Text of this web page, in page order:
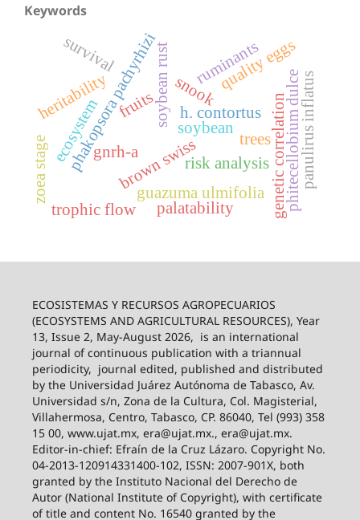
Keywords
phakopsora pachyrhizi soybean
soybean rust
risk analysis
brown swiss
heritability genetic correlation
h. contortus
guazuma ulmifolia phitecellobium dulce
snook
gnrh-a
quality eggs
palatability
fruits
trees
ruminants
ecosystem
trophic flow
panulirus inflatus
zoea stage
survival
ECOSISTEMAS Y RECURSOS AGROPECUARIOS
(ECOSYSTEMS AND AGRICULTURAL RESOURCES), Year
13, Issue 2, May-August 2026, is an international
journal of continuous publication with a triannual
periodicity, journal edited, published and distributed
by the Universidad Juárez Autónoma de Tabasco, Av.
Universidad s/n, Zona de la Cultura, Col. Magisterial,
Villahermosa, Centro, Tabasco, CP. 86040, Tel (993) 358
15 00, www.ujat.mx, era@ujat.mx., era@ujat.mx.
Editor-in-chief: Efraín de la Cruz Lázaro. Copyright No.
04-2013-120914331400-102, ISSN: 2007-901X, both
granted by the Instituto Nacional del Derecho de
Autor (National Institute of Copyright), with certificate
of title and content No. 16540 granted by the